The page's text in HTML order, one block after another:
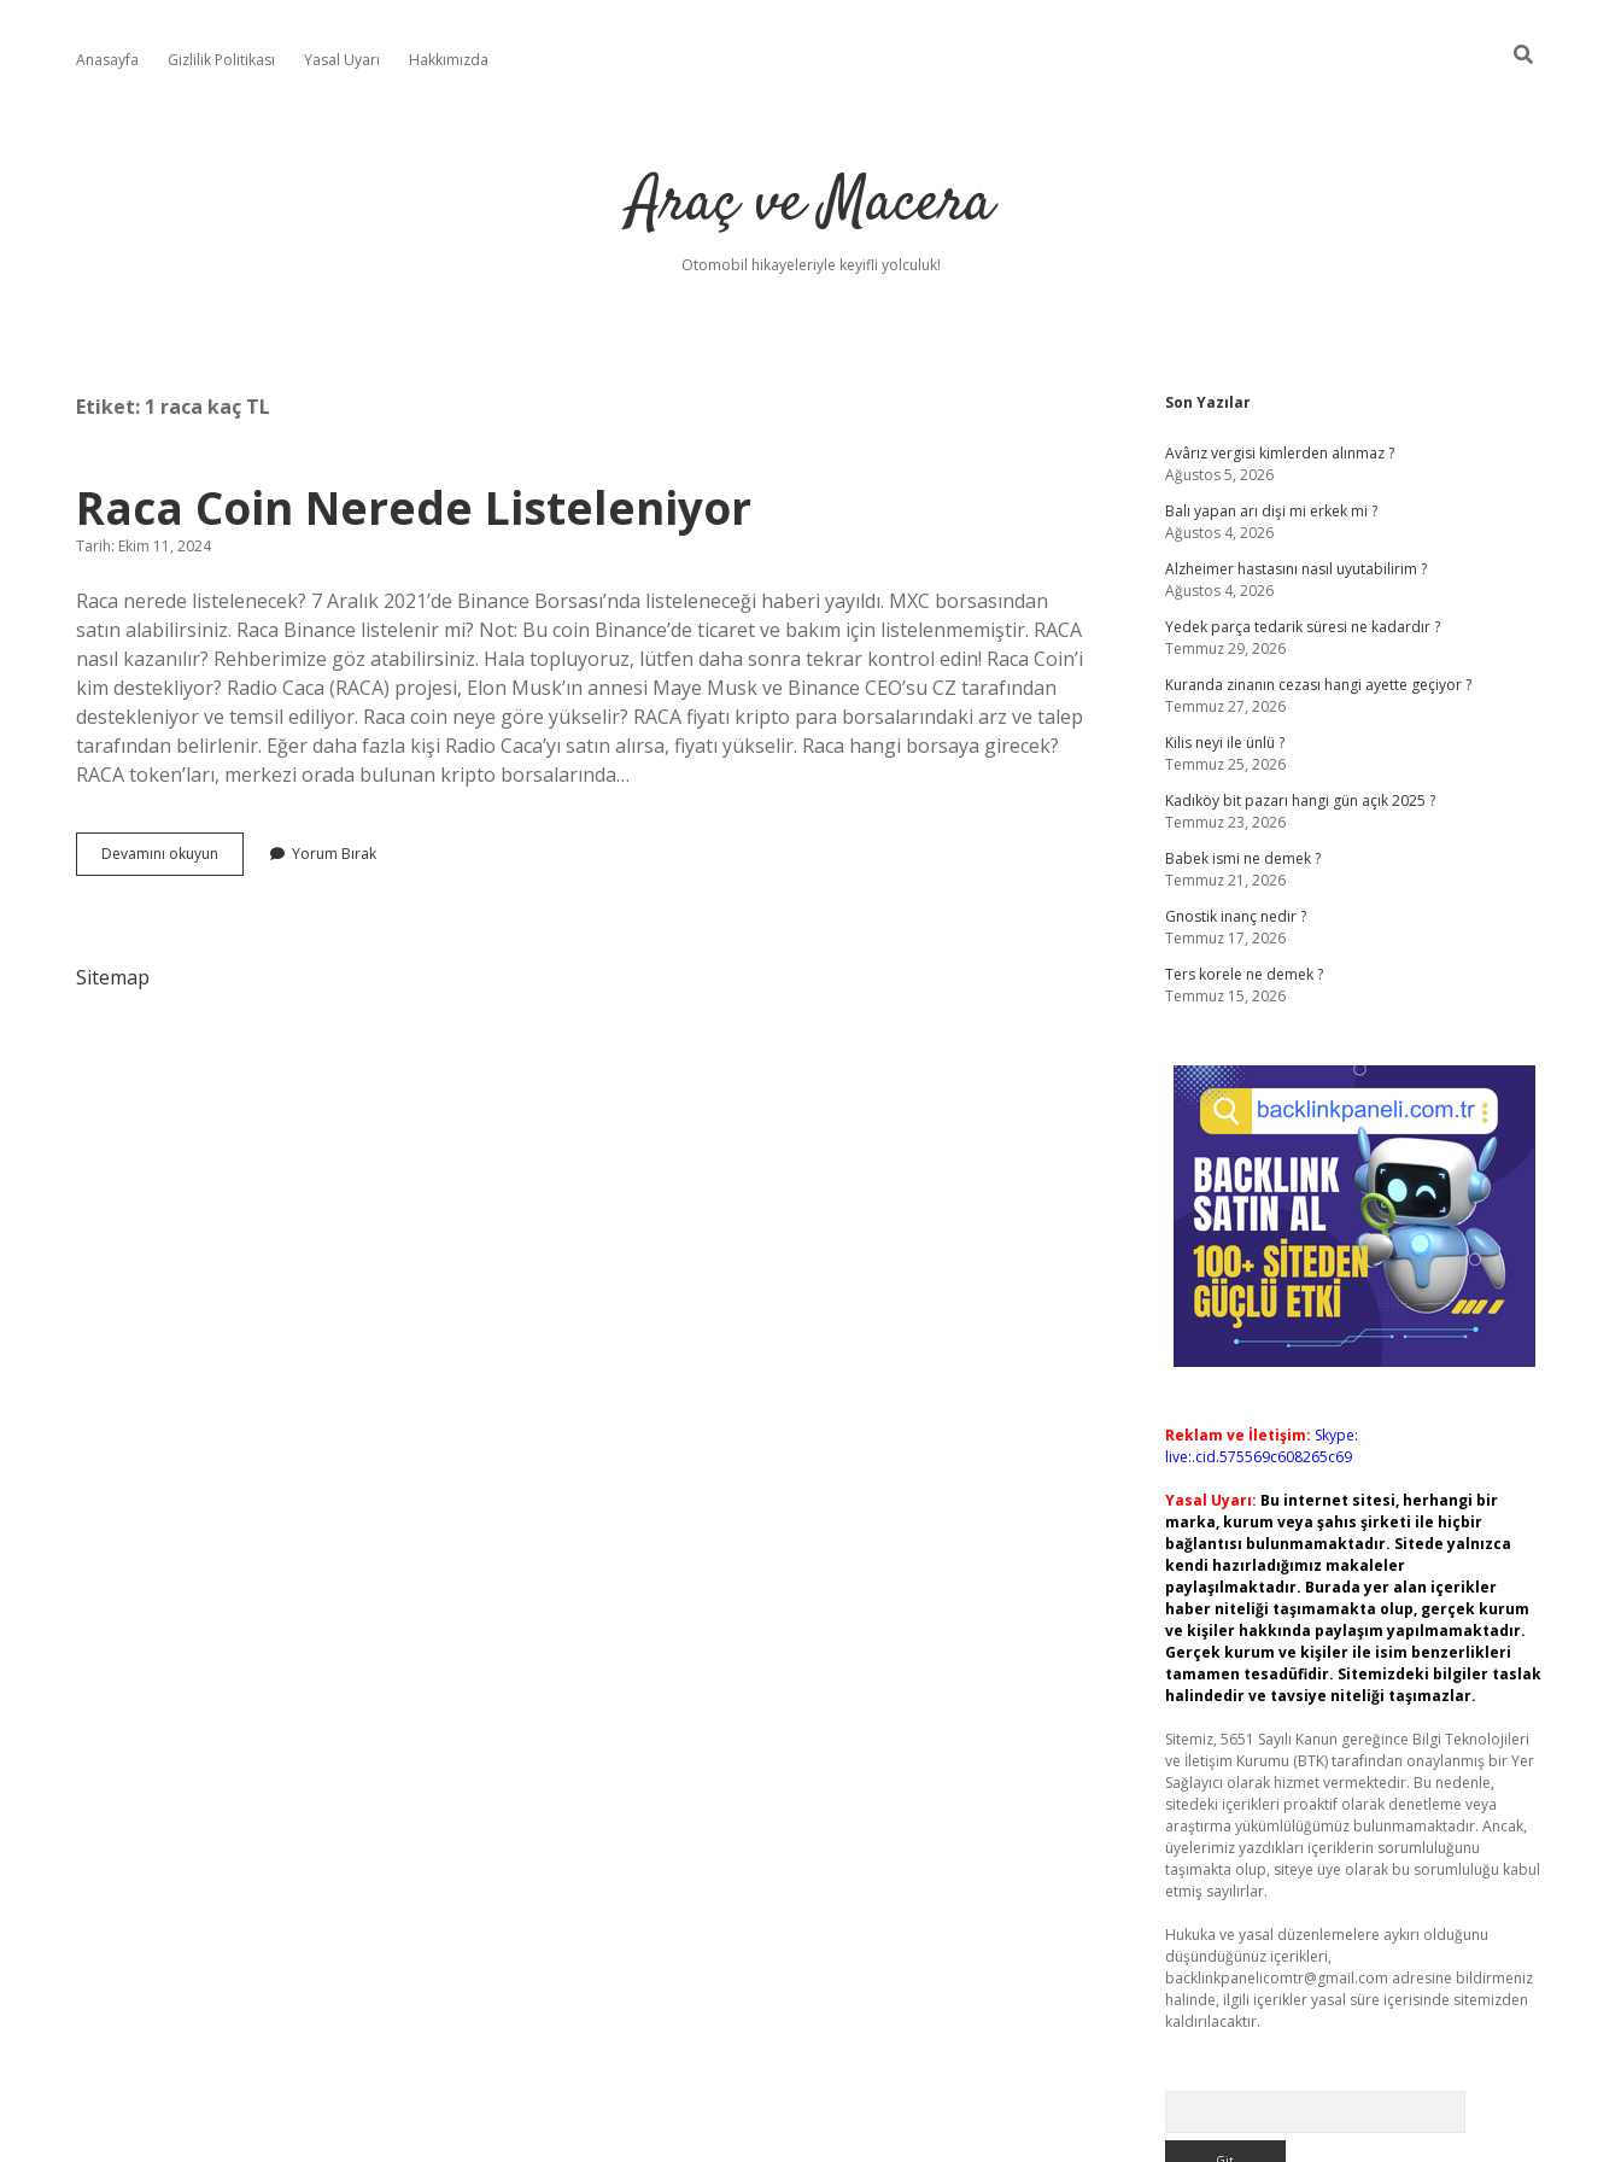
Anasayfa Gizlilik Politikası Yasal Uyarı Hakkımızda
Araç ve Macera
Otomobil hikayeleriyle keyifli yolculuk!
Etiket: 1 raca kaç TL
Raca Coin Nerede Listeleniyor
Tarih: Ekim 11, 2024
Raca nerede listelenecek? 7 Aralık 2021’de Binance Borsası’nda listeleneceği haberi yayıldı. MXC borsasından
satın alabilirsiniz. Raca Binance listelenir mi? Not: Bu coin Binance’de ticaret ve bakım için listelenmemiştir. RACA
nasıl kazanılır? Rehberimize göz atabilirsiniz. Hala topluyoruz, lütfen daha sonra tekrar kontrol edin! Raca Coin’i
kim destekliyor? Radio Caca (RACA) projesi, Elon Musk’ın annesi Maye Musk ve Binance CEO’su CZ tarafından
destekleniyor ve temsil ediliyor. Raca coin neye göre yükselir? RACA fiyatı kripto para borsalarındaki arz ve talep
tarafından belirlenir. Eğer daha fazla kişi Radio Caca’yı satın alırsa, fiyatı yükselir. Raca hangi borsaya girecek?
RACA token’ları, merkezi orada bulunan kripto borsalarında…
Devamını okuyun
Coin
Yorum Bırak
Sitemap
Sidebar
Son Yazılar
Avârız vergisi kimlerden alınmaz ?
Ağustos 5, 2026
Balı yapan arı dişi mi erkek mi ?
Ağustos 4, 2026
Alzheimer hastasını nasıl uyutabilirim ?
Ağustos 4, 2026
Yedek parça tedarik süresi ne kadardır ?
Temmuz 29, 2026
Kuranda zinanın cezası hangi ayette geçiyor ?
Temmuz 27, 2026
Kilis neyi ile ünlü ?
Temmuz 25, 2026
Kadıköy bit pazarı hangi gün açık 2025 ?
Temmuz 23, 2026
Babek ismi ne demek ?
Temmuz 21, 2026
Gnostik inanç nedir ?
Temmuz 17, 2026
Ters korele ne demek ?
Temmuz 15, 2026
Reklam ve İletişim: Skype:
live:.cid.575569c608265c69
Yasal Uyarı: Bu internet sitesi, herhangi bir
marka, kurum veya şahıs şirketi ile hiçbir
bağlantısı bulunmamaktadır. Sitede yalnızca
kendi hazırladığımız makaleler
paylaşılmaktadır. Burada yer alan içerikler
haber niteliği taşımamakta olup, gerçek kurum
ve kişiler hakkında paylaşım yapılmamaktadır.
Gerçek kurum ve kişiler ile isim benzerlikleri
tamamen tesadüfidir. Sitemizdeki bilgiler taslak
halindedir ve tavsiye niteliği taşımazlar.
Sitemiz, 5651 Sayılı Kanun gereğince Bilgi Teknolojileri
ve İletişim Kurumu (BTK) tarafından onaylanmış bir Yer
Sağlayıcı olarak hizmet vermektedir. Bu nedenle,
sitedeki içerikleri proaktif olarak denetleme veya
araştırma yükümlülüğümüz bulunmamaktadır. Ancak,
üyelerimiz yazdıkları içeriklerin sorumluluğunu
taşımakta olup, siteye üye olarak bu sorumluluğu kabul
etmiş sayılırlar.
Hukuka ve yasal düzenlemelere aykırı olduğunu
düşündüğünüz içerikleri,
backlinkpanelicomtr@gmail.com adresine bildirmeniz
halinde, ilgili içerikler yasal süre içerisinde sitemizden
kaldırılacaktır.